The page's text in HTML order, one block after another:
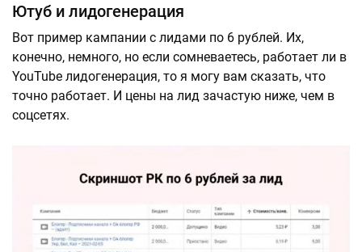
Ютуб и лидогенерация
Вот пример кампании c лидами по 6 рублей. Их,
конечно, немного, но если сомневаетесь, работает ли в
YouTube лидогенерация, то я могу вам сказать, что
точно работает. И цены на лид зачастую ниже, чем в
соцсетях.